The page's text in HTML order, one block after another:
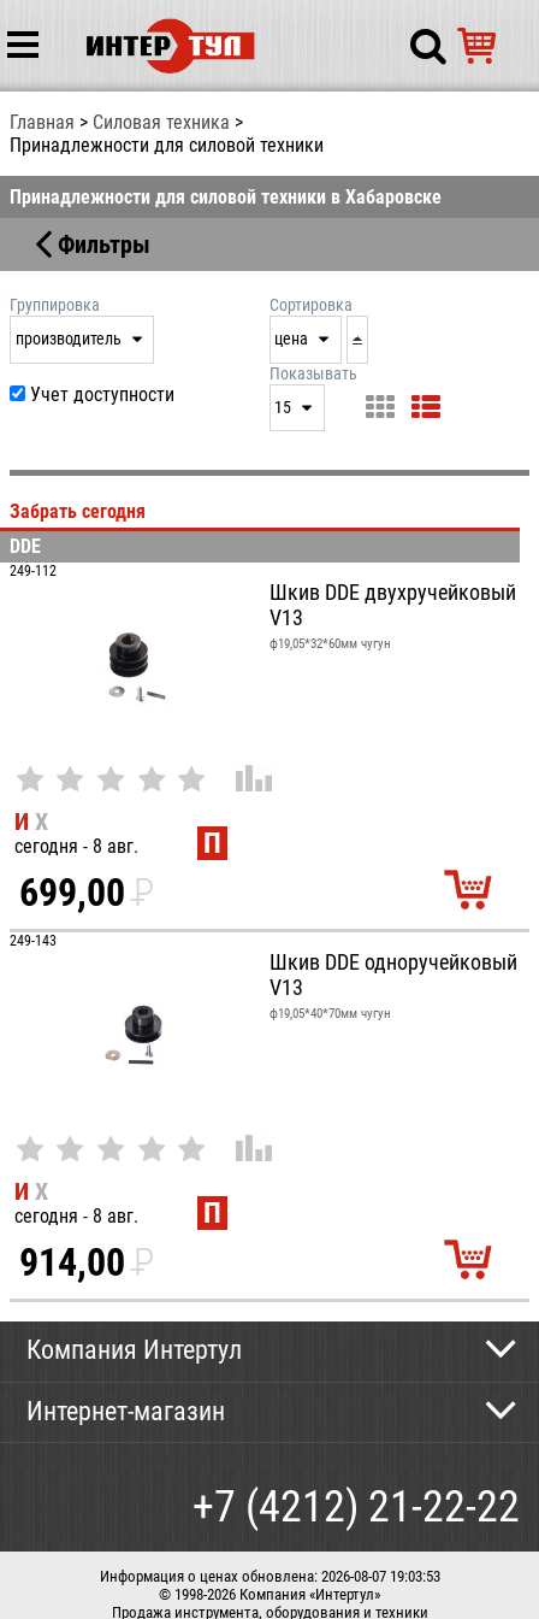
Главная
Силовая техника
Принадлежности для силовой техники
Принадлежности для силовой техники в Хабаровске
Фильтры
Группировка
производитель
производитель
Сортировка
цена
дата
цена
артикул
Учет доступности
Показывать
15
25
Забрать сегодня
DDE
249-112
Шкив DDE двухручейковый
V13
ф19,05*32*60мм чугун
И Х
сегодня - 8 авг. П
699,00P
УБ.
249-143
Шкив DDE одноручейковый
V13
ф19,05*40*70мм чугун
И Х
сегодня - 8 авг. П
914,00P
УБ.
Компания Интертул
Новости
Интернет-магазин
Доставка
+7 (4212) 21-22-22
Информация о ценах обновлена: 2026-08-07 19:03:53
© 1998-2026 Компания «Интертул»
Продажа инструмента, оборудования и техники